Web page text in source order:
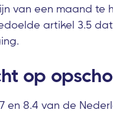
van een maand
artikel 3.5
op
en 8.4 van de